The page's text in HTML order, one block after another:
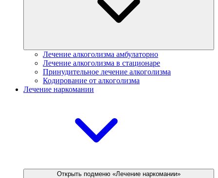
Лечение алкоголизма амбулаторно
Лечение алкоголизма в стационаре
Принудительное лечение алкоголизма
Кодирование от алкоголизма
Лечение наркомании
Открыть подменю «Лечение наркомании»